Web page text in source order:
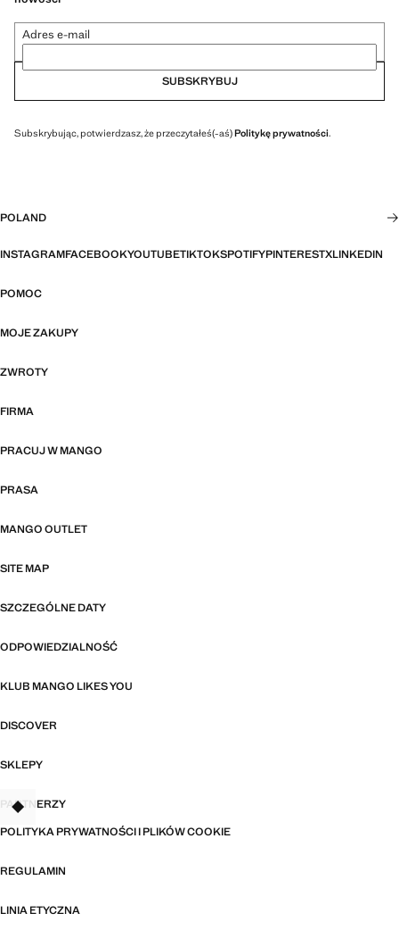
Adres e-mail
SUBSKRYBUJ
Subskrybując, potwierdzasz, że przeczytałeś(-aś)Politykę prywatności.
POLAND
INSTAGRAMFACEBOOKYOUTUBETIKTOKSPOTIFYPINTERESTXLINKEDIN
POMOC
MOJE ZAKUPY
ZWROTY
FIRMA
PRACUJ W MANGO
PRASA
MANGO OUTLET
SITE MAP
SZCZEGÓLNE DATY
ODPOWIEDZIALNOŚĆ
KLUB MANGO LIKES YOU
DISCOVER
SKLEPY
PARTNERZY
POLITYKA PRYWATNOŚCI I PLIKÓW COOKIE
REGULAMIN
LINIA ETYCZNA